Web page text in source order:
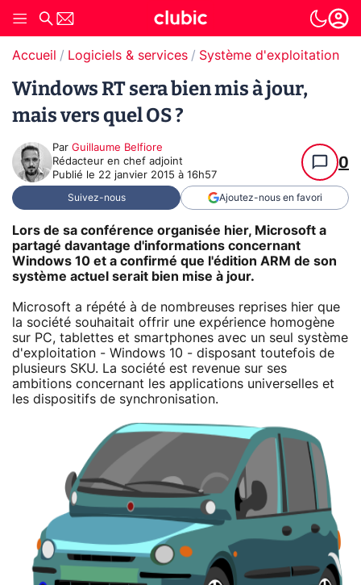
Accueil Logiciels & services Système d'exploitation
Windows RT sera bien mis à jour,
mais vers quel OS ?
Par Guillaume Belfiore
Rédacteur en chef adjoint
Publié le 22 janvier 2015 à 16h57
0
Suivez-nous Ajoutez-nous en favori
Lors de sa conférence organisée hier, Microsoft a
partagé davantage d'informations concernant
Windows 10 et a confirmé que l'édition ARM de son
système actuel serait bien mise à jour.
Microsoft a répété à de nombreuses reprises hier que
la société souhaitait offrir une expérience homogène
sur PC, tablettes et smartphones avec un seul système
d'exploitation - Windows 10 - disposant toutefois de
plusieurs SKU. La société est revenue sur ses
ambitions concernant les applications universelles et
les dispositifs de synchronisation.